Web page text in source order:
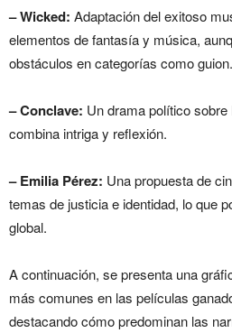
– Wicked: Adaptación del exitoso
elementos de fantasía y música,
obstáculos en categorías como guion.
– Conclave: Un drama político
combina intriga y reflexión.
– Emilia Pérez: Una propuesta de
temas de justicia e identidad, lo que
global.
A continuación, se presenta una
más comunes en las películas
destacando cómo predominan las